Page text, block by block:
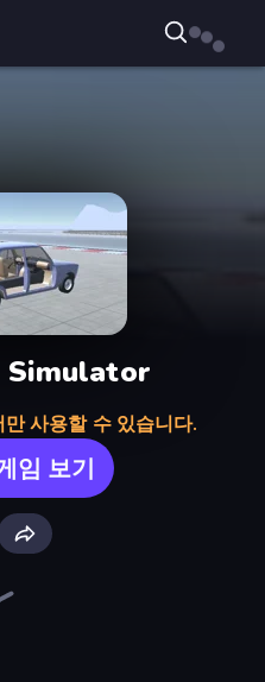
Simulator
사용할 수 있습니다.
임 보기